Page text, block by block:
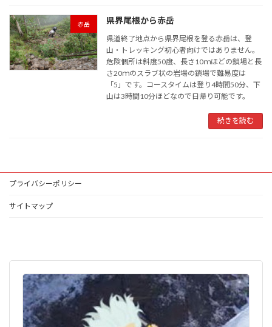
赤岳 県界尾根から赤岳
県道終了地点から県界尾根を登る赤岳は、登
山・トレッキング初心者向けではありません。
危険個所は斜度50度、長さ10ｍほどの鎖場と長
さ20ｍのスラブ状の岩場の鎖場で難易度は
「5」です。コースタイムは登り4時間50分、下
山は3時間10分ほどなので日帰り可能です。
続きを読む
プライバシーポリシー
サイトマップ